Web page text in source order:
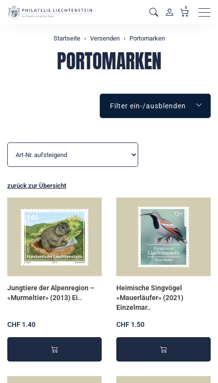
0
Startseite Versenden Portomarken
PORTOMARKEN
Filter ein-/ausblenden
zurück zur Übersicht
Jungtiere der Alpenregion –
«Murmeltier» (2013) Ei..
CHF 1.40
Heimische Singvögel
«Mauerläufer» (2021)
Einzelmar..
CHF 1.50